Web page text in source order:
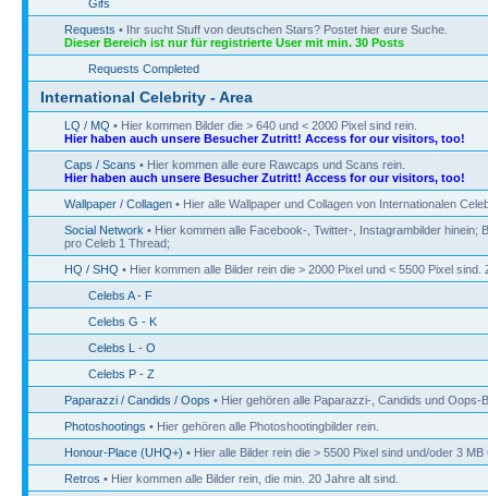
Gifs
Requests • Ihr sucht Stuff von deutschen Stars? Postet hier eure Suche.
Dieser Bereich ist nur für registrierte User mit min. 30 Posts
Requests Completed
International Celebrity - Area
LQ / MQ • Hier kommen Bilder die > 640 und < 2000 Pixel sind rein.
Hier haben auch unsere Besucher Zutritt! Access for our visitors, too!
Caps / Scans • Hier kommen alle eure Rawcaps und Scans rein.
Hier haben auch unsere Besucher Zutritt! Access for our visitors, too!
Wallpaper / Collagen • Hier alle Wallpaper und Collagen von Internationalen
Social Network • Hier kommen alle Facebook-, Twitter-, Instagrambilder hinein;
pro Celeb 1 Thread;
HQ / SHQ • Hier kommen alle Bilder rein die > 2000 Pixel und < 5500 Pixel
Celebs A - F
Celebs G - K
Celebs L - O
Celebs P - Z
Paparazzi / Candids / Oops • Hier gehören alle Paparazzi-, Candids und Oops-
Photoshootings • Hier gehören alle Photoshootingbilder rein.
Honour-Place (UHQ+) • Hier alle Bilder rein die > 5500 Pixel sind und/oder 3
Retros • Hier kommen alle Bilder rein, die min. 20 Jahre alt sind.